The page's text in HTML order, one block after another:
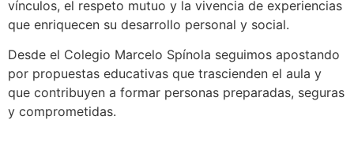
vínculos, el respeto mutuo y la vivencia de experiencias
que enriquecen su desarrollo personal y social.
Desde el Colegio Marcelo Spínola seguimos apostando
por propuestas educativas que trascienden el aula y
que contribuyen a formar personas preparadas, seguras
y comprometidas.